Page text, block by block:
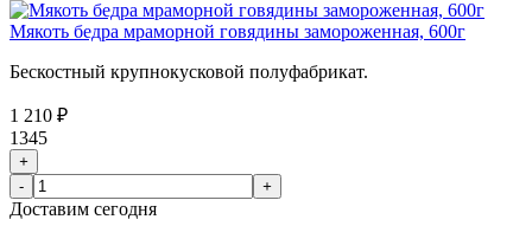
Мякоть бедра мраморной говядины замороженная, 600г
Бескостный крупнокусковой полуфабрикат.
1 210 ₽
1345
+
-
+
Доставим сегодня